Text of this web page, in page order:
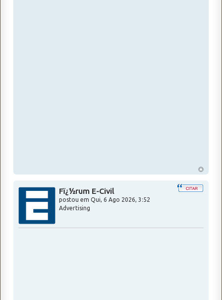
Fï¿½rum E-Civil
postou em Qui, 6 Ago 2026, 3:52
Advertising